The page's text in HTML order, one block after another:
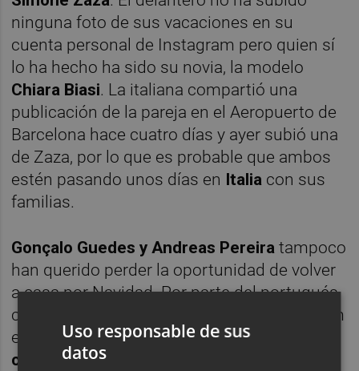
ninguna foto de sus vacaciones en su
cuenta personal de Instagram pero quien sí
lo ha hecho ha sido su novia, la modelo
Chiara Biasi. La italiana compartió una
publicación de la pareja en el Aeropuerto de
Barcelona hace cuatro días y ayer subió una
de Zaza, por lo que es probable que ambos
estén pasando unos días en Italia con sus
familias.
Gonçalo Guedes y Andreas Pereira tampoco
han querido perder la oportunidad de volver
a casa por Navidad. Por parte del portugués,
compartió una foto en su perfil de Instagram
el día 25 comiendo en la que parece ser la
casa familiar
Uso responsable de sus
datos